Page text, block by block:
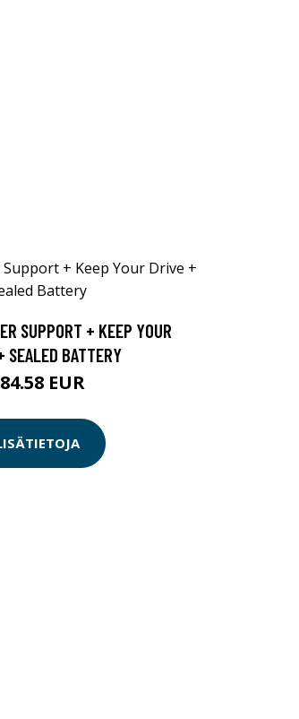
SUPPORT + KEEP YOUR
SEALED BATTERY
EUR